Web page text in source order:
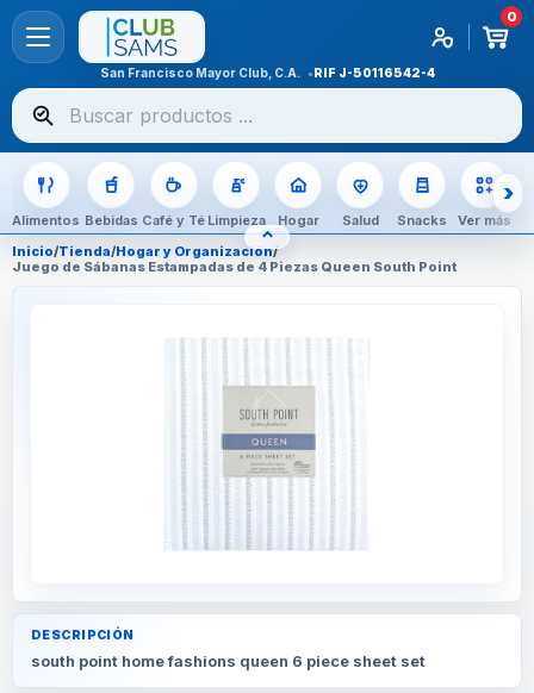
0
San Francisco Mayor Club, C.A. RIF J-50116542-4
Buscar
productos
Alimentos Bebidas Café y Té Limpieza Hogar Salud Snacks Ver más
⌃OCULTAR CATEGORÍAS
Inicio/Tienda/Hogar y Organización/
Juego de Sábanas Estampadas de 4 Piezas Queen South Point
DESCRIPCIÓN
south point home fashions queen 6 piece sheet set